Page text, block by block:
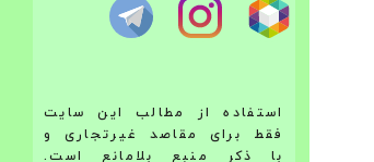
استفاده از مطالب این سایت
فقط برای مقاصد غیرتجاری و
با ذکر منبع بلامانع است.